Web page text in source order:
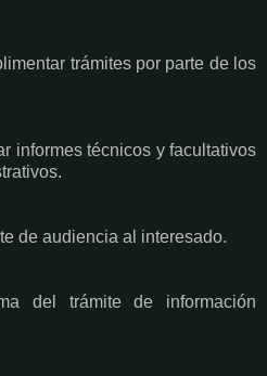
trámites por parte de los
informes técnicos y facultativos
de audiencia al interesado.
del trámite de información